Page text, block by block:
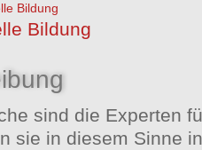
Bildung
Bildung
sind die Experten
sie in diesem Sinne